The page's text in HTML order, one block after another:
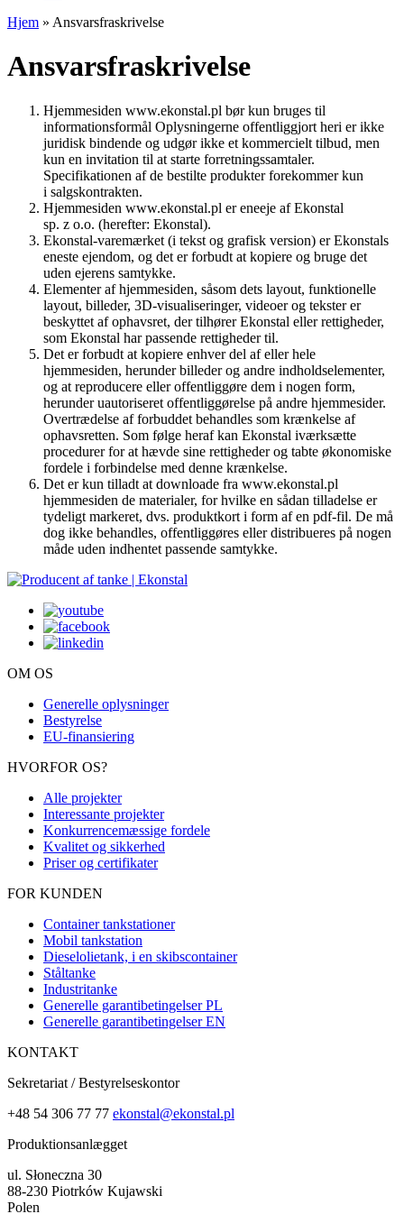
Hjem » Ansvarsfraskrivelse
Ansvarsfraskrivelse
Hjemmesiden www.ekonstal.pl bør kun bruges til
informationsformål Oplysningerne offentliggjort heri er ikke
juridisk bindende og udgør ikke et kommercielt tilbud, men
kun en invitation til at starte forretningssamtaler.
Specifikationen af de bestilte produkter forekommer kun
i salgskontrakten.
Hjemmesiden www.ekonstal.pl er eneeje af Ekonstal
sp. z o.o. (herefter: Ekonstal).
Ekonstal-varemærket (i tekst og grafisk version) er Ekonstals
eneste ejendom, og det er forbudt at kopiere og bruge det
uden ejerens samtykke.
Elementer af hjemmesiden, såsom dets layout, funktionelle
layout, billeder, 3D-visualiseringer, videoer og tekster er
beskyttet af ophavsret, der tilhører Ekonstal eller rettigheder,
som Ekonstal har passende rettigheder til.
Det er forbudt at kopiere enhver del af eller hele
hjemmesiden, herunder billeder og andre indholdselementer,
og at reproducere eller offentliggøre dem i nogen form,
herunder uautoriseret offentliggørelse på andre hjemmesider.
Overtrædelse af forbuddet behandles som krænkelse af
ophavsretten. Som følge heraf kan Ekonstal iværksætte
procedurer for at hævde sine rettigheder og tabte økonomiske
fordele i forbindelse med denne krænkelse.
Det er kun tilladt at downloade fra www.ekonstal.pl
hjemmesiden de materialer, for hvilke en sådan tilladelse er
tydeligt markeret, dvs. produktkort i form af en pdf-fil. De må
dog ikke behandles, offentliggøres eller distribueres på nogen
måde uden indhentet passende samtykke.
OM OS
Generelle oplysninger
Bestyrelse
EU-finansiering
HVORFOR OS?
Alle projekter
Interessante projekter
Konkurrencemæssige fordele
Kvalitet og sikkerhed
Priser og certifikater
FOR KUNDEN
Container tankstationer
Mobil tankstation
Dieselolietank, i en skibscontainer
Ståltanke
Industritanke
Generelle garantibetingelser PL
Generelle garantibetingelser EN
KONTAKT
Sekretariat / Bestyrelseskontor
+48 54 306 77 77 ekonstal@ekonstal.pl
Produktionsanlægget
ul. Słoneczna 30
88-230 Piotrków Kujawski
Polen